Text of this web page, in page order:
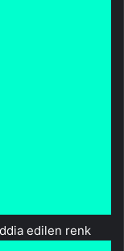
edilen renk